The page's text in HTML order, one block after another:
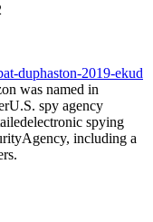
duphaston-2019-ekud
was named in
spy agency
spying
including a